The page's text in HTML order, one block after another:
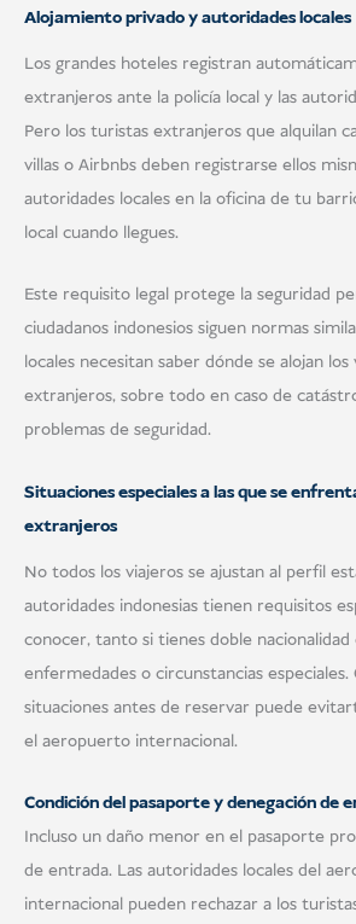
Alojamiento privado y autoridades locales
Los grandes hoteles registran
extranjeros ante la policía local y las
Pero los turistas extranjeros que alquilan
villas o Airbnbs deben registrarse ellos
autoridades locales en la oficina de tu
local cuando llegues.
Este requisito legal protege la seguridad
ciudadanos indonesios siguen normas
locales necesitan saber dónde se alojan
extranjeros, sobre todo en caso de
problemas de seguridad.
Situaciones especiales a las que se
extranjeros
No todos los viajeros se ajustan al perfil
autoridades indonesias tienen requisitos
conocer, tanto si tienes doble
enfermedades o circunstancias
situaciones antes de reservar puede
el aeropuerto internacional.
Condición del pasaporte y denegación de
Incluso un daño menor en el pasaporte
de entrada. Las autoridades locales del
internacional pueden rechazar a los